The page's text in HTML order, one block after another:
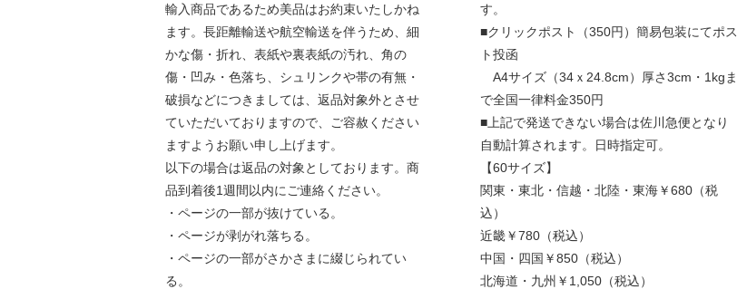
輸入商品であるため美品はお約束いたしかね
ます。長距離輸送や航空輸送を伴うため、細
かな傷・折れ、表紙や裏表紙の汚れ、角の
傷・凹み・色落ち、シュリンクや帯の有無・
破損などにつきましては、返品対象外とさせ
ていただいておりますので、ご容赦ください
ますようお願い申し上げます。
以下の場合は返品の対象としております。商
品到着後1週間以内にご連絡ください。
・ページの一部が抜けている。
・ページが剥がれ落ちる。
・ページの一部がさかさまに綴じられてい
る。
す。
■クリックポスト（350円）簡易包装にてポス
ト投函
A4サイズ（34ｘ24.8cm）厚さ3cm・1kgま
で全国一律料金350円
■上記で発送できない場合は佐川急便となり
自動計算されます。日時指定可。
【60サイズ】
関東・東北・信越・北陸・東海￥680（税
込）
近畿￥780（税込）
中国・四国￥850（税込）
北海道・九州￥1,050（税込）